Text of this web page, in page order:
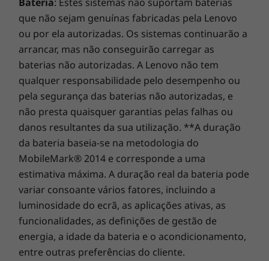
Tudo o que precisa e muito mais
O Slim 3i está equipado com funcionalidades
que normalmente só estão disponíveis nos
dispositivos mais caros. O sensor de
impressões digitais no botão para ligar
permite poupar tempo e evitar complicações,
sem a necessidade de palavras-passe. O painel
tátil de maior dimensão oferece um controlo
de grande precisão na ponta dos dedos e a
tampa física da câmara Full HD acrescenta um
nível de segurança adicional. A tecnologia
Rapid Charge Boost oferece duas horas de
duração da bateria depois de carregar durante
15 minutos. Quem disse que a entrada de
gama não pode estar bem equipada? Para não
falar da seleção de exteriores Arctic Grey e
Abyss Blue.
ErP Lot 26
Compatível com RoHS
*Visitewww.epeat.net para ver o estado do registo por país.
OUTRAS INFORMAÇÕES
Segurança
Palavra-passe de administrador
Palavra-passe do disco rígido (apenas nos modelos
Palavra-passe para ligar
BIOS com autorreparação
Software pré-carregado
Amazon Alexa
Lenovo Vantage
McAfee® LiveSafe™ (avaliação)
para uma substituição da bateria no caso de surgir um
problema. Melhore a sua experiência com a opção de
atualização para o On-site Service. Na Lenovo, a
excelência reside na combinação do desempenho e da
que não sejam genuínas fabricadas pela Lenovo
ou por ela autorizadas. Os sistemas continuarão a
arrancar, mas não conseguirão carregar as
baterias não autorizadas. A Lenovo não tem
qualquer responsabilidade pelo desempenho ou
pela segurança das baterias não autorizadas, e
não presta quaisquer garantias pelas falhas ou
danos resultantes da sua utilização. **A duração
da bateria baseia-se na metodologia do
MobileMark® 2014 e corresponde a uma
estimativa máxima. A duração real da bateria pode
variar consoante vários fatores, incluindo a
luminosidade do ecrã, as aplicações ativas, as
funcionalidades, as definições de gestão de
energia, a idade da bateria e o acondicionamento,
entre outras preferências do cliente.